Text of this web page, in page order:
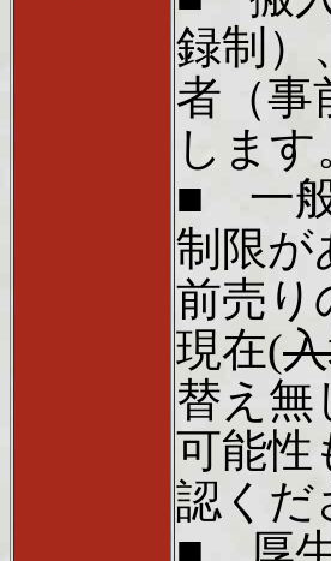
録制）
者（事
します
■ 一般
制限が
前売り
現在(
替え無
可能性
認くだ